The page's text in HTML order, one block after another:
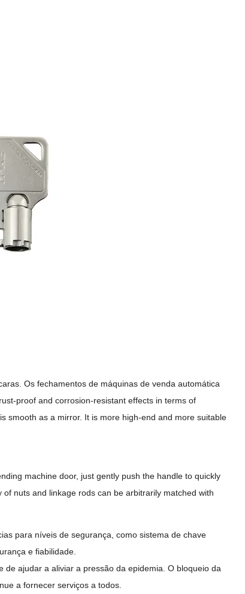
Os fechamentos de máquinas de venda automática
rust-proof and corrosion-resistant effects in terms of
smooth as a mirror. It is more high-end and more suitable
machine door, just gently push the handle to quickly
of nuts and linkage rods can be arbitrarily matched with
para níveis de segurança, como sistema de chave
e fiabilidade.
ajudar a aliviar a pressão da epidemia. O bloqueio da
a fornecer serviços a todos.